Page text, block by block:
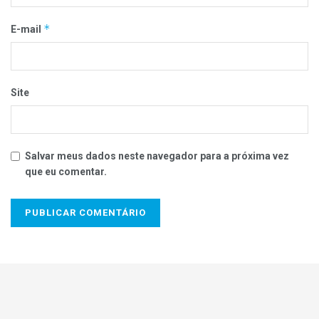
E-mail *
Site
Salvar meus dados neste navegador para a próxima vez
que eu comentar.